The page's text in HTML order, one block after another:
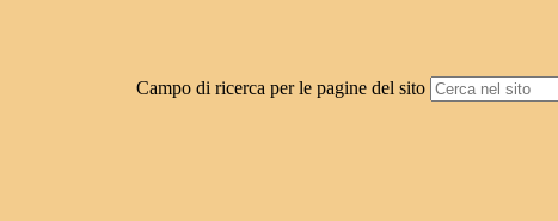
Campo di ricerca per le pagine del sito